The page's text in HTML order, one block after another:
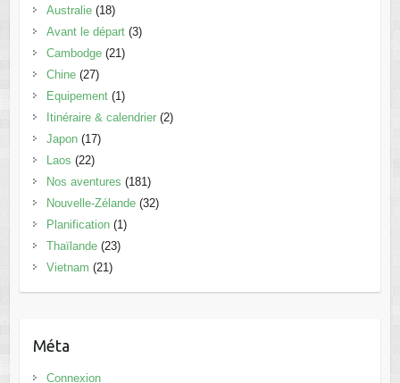
Australie(18)
Avant le départ(3)
Cambodge(21)
Chine(27)
Equipement(1)
Itinéraire & calendrier(2)
Japon(17)
Laos (22)
Nos aventures (181)
Nouvelle-Zélande(32)
Planification(1)
Thaïlande(23)
Vietnam (21)
Méta
Connexion